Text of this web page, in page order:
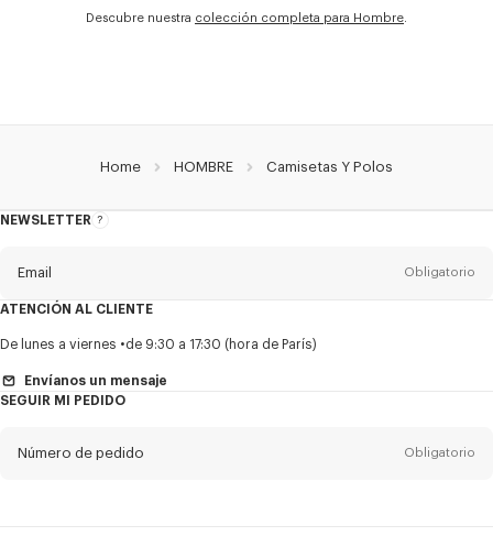
Descubre nuestra colección completa para Hombre
Home HOMBRE Camisetas Y Polos
NEWSLETTER
Acerca
Email Obligatorio
TítuloObligatorio
Nombre*
ATENCIÓN AL CLIENTE
De lunes a viernes de 9:30 a 17:30 (hora de París)
Envíanos un mensaje
SEGUIR MI PEDIDO
Número de pedido Obligatorio